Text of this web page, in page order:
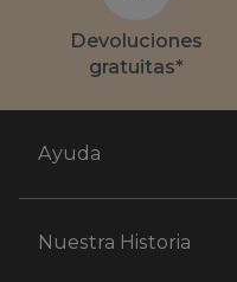
Devoluciones
gratuitas*
Ayuda
Nuestra Historia